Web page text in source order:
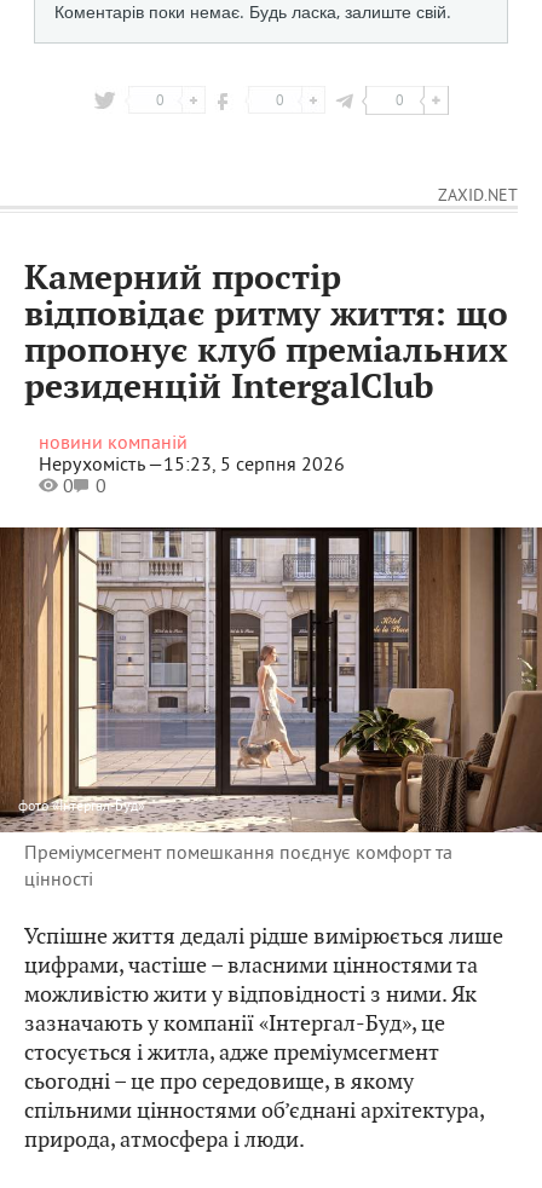
0 0 0
ZAXID.NET
Камерний простір
відповідає ритму життя: що
пропонує клуб преміальних
резиденцій ІntergalСlub
новини компаній
Нерухомість —15:23, 5 серпня 2026
0
0
фото«Інтергал-Буд»
Преміумсегмент помешкання поєднує комфорт та
цінності
Успішне життя дедалі рідше вимірюється лише
цифрами, частіше – власними цінностями та
можливістю жити у відповідності з ними. Як
зазначають у компанії «Інтергал-Буд», це
стосується і житла, адже преміумсегмент
сьогодні – це про середовище, в якому
спільними цінностями об’єднані архітектура,
природа, атмосфера і люди.